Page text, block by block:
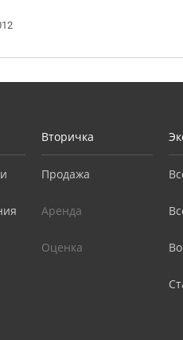
Вторичка
Продажа
Аренда
Оценка